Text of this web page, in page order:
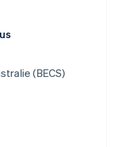
(BECS)